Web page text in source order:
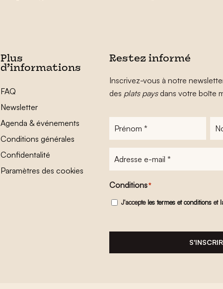
Plus
d’informations
FAQ
Newsletter
Agenda & événements
Conditions générales
Confidentalité
Paramètres des cookies
Restez informé
Inscrivez-vous à notre
des plats paysdans votre boîte
Prénom Nom
Adresse
mail
Conditions*
J'accepte les termes et conditionset